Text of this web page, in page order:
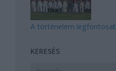
A történelem
KERESÉS